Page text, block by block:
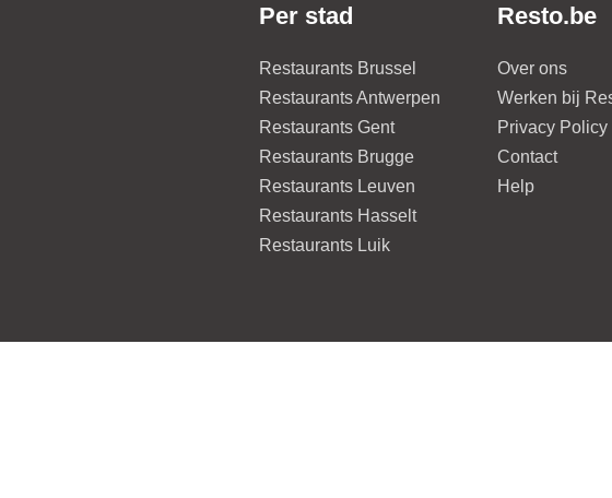
Per stad
Restaurants Brussel
Restaurants Antwerpen
Restaurants Gent
Restaurants Brugge
Restaurants Leuven
Restaurants Hasselt
Restaurants Luik
Resto.be
Over ons
Werken bij
Privacy Policy
Contact
Help